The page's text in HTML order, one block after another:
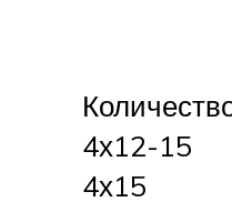
4х12-15
4х15